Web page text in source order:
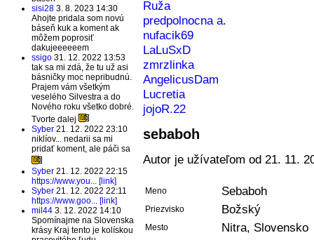
sisi28 3. 8. 2023 14:30
Ahojte pridala som novú
báseň kuk a koment ak
môžem poprosiť
dakujeeeeeem
ssigo 31. 12. 2022 13:53
tak sa mi zdá, že tu už asi
básničky moc nepribudnú.
Prajem vám všetkým
veselého Silvestra a do
Nového roku všetko dobré.
Tvorte dalej
Syber 21. 12. 2022 23:10
niklíov... nedarii sa mi
pridať koment, ale páči sa
Syber 21. 12. 2022 22:15
https://www.you... [link]
Syber 21. 12. 2022 22:11
https://www.goo... [link]
mil44 3. 12. 2022 14:10
Spomínajme na Slovenska
krásy Kraj tento je kolískou
Ruža
predpolnocna a.
nufacik69
LaLuSxD
zmrzlinka
AngelicusDam
Lucretia
jojoR.22
sebaboh
Autor je užívateľom od 21. 11.
Meno Sebaboh
Priezvisko Božský
Mesto Nitra, Slovensko